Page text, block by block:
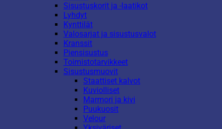
Sisustuskorit ja -laatikot
Lyhdyt
Kynttilät
Valosarjat ja sisustusvalot
Kranssit
Piensisustus
Toimistotarvikkeet
Sisustusmuovit
Staattiset kalvot
Kuviolliset
Marmori ja kivi
Puukuosit
Velour